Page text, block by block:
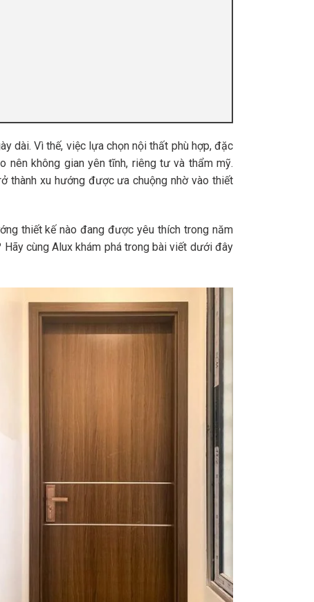
dài. Vì thế, việc lựa chọn nội thất phù hợp, đặc
không gian yên tĩnh, riêng tư và thẩm mỹ.
thành xu hướng được ưa chuộng nhờ vào thiết
thiết kế nào đang được yêu thích trong năm
cùng Alux khám phá trong bài viết dưới đây